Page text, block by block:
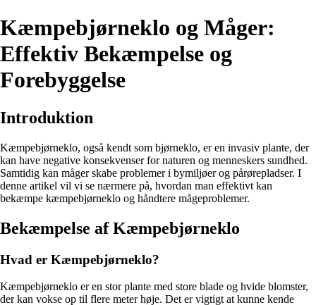
Kæmpebjørneklo og Måger:
Effektiv Bekæmpelse og
Forebyggelse
Introduktion
Kæmpebjørneklo, også kendt som bjørneklo, er en invasiv plante, der
kan have negative konsekvenser for naturen og menneskers sundhed.
Samtidig kan måger skabe problemer i bymiljøer og pårørepladser. I
denne artikel vil vi se nærmere på, hvordan man effektivt kan
bekæmpe kæmpebjørneklo og håndtere mågeproblemer.
Bekæmpelse af Kæmpebjørneklo
Hvad er Kæmpebjørneklo?
Kæmpebjørneklo er en stor plante med store blade og hvide blomster,
der kan vokse op til flere meter høje. Det er vigtigt at kunne kende